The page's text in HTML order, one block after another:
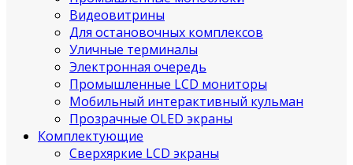
Всепогодные
рекламные
телевизоры
(уличные)
Видеовитрины
Для остановочных комплексов
Уличные терминалы
Электронная очередь
Промышленные LCD мониторы
Мобильный интерактивный кульман
Прозрачные OLED экраны
Комплектующие
Сверхяркие LCD экраны